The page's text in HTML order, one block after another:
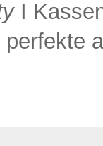
I